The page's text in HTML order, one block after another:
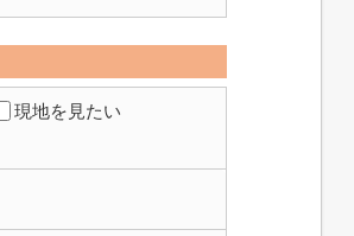
現地を見たい